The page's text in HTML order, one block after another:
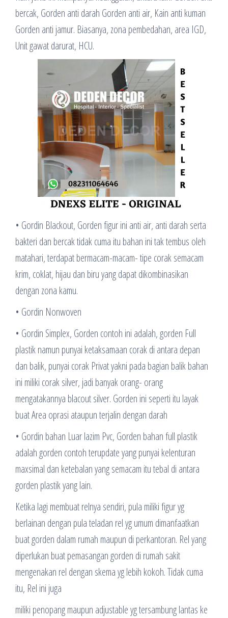
bercak, Gorden anti darah Gorden anti air, Kain anti kuman
Gorden anti jamur. Biasanya, zona pembedahan, area IGD,
Unit gawat darurat, HCU.
• Gordin Blackout, Gorden figur ini anti air, anti darah serta
bakteri dan bercak tidak cuma itu bahan ini tak tembus oleh
matahari, terdapat bermacam-macam- tipe corak semacam
krim, coklat, hijau dan biru yang dapat dikombinasikan
dengan zona kamu.
• Gordin Nonwoven
• Gordin Simplex, Gorden contoh ini adalah, gorden Full
plastik namun punyai ketaksamaan corak di antara depan
dan balik, punyai corak Privat yakni pada bagian balik bahan
ini miliki corak silver, jadi banyak orang- orang
mengatakannya blacout silver. Gorden ini seperti itu layak
buat Area oprasi ataupun terjalin dengan darah
• Gordin bahan Luar lazim Pvc, Gorden bahan full plastik
adalah gorden contoh terupdate yang punyai kelenturan
maxsimal dan ketebalan yang semacam itu tebal di antara
gorden plastik yang lain.
Ketika lagi membuat relnya sendiri, pula miliki figur yg
berlainan dengan pula teladan rel yg umum dimanfaatkan
buat gorden dalam rumah maupun di perkantoran. Rel yang
diperlukan buat pemasangan gorden di rumah sakit
mengenakan rel dengan skema yg lebih kokoh. Tidak cuma
itu, Rel ini juga
miliki penopang maupun adjustable yg tersambung lantas ke